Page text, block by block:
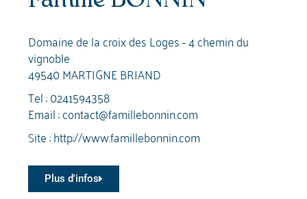
Domaine de la croix des Loges - 4 chemin du
vignoble
49540 MARTIGNE BRIAND
Tel :0241594358
Email :contact@famillebonnin.com
Site :http://www.famillebonnin.com
Plus d'infos